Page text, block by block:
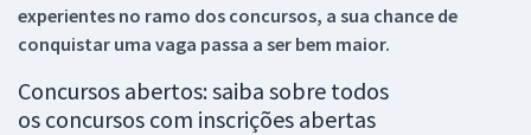
experientes no ramo dos concursos, a sua chance de
conquistar uma vaga passa a ser bem maior.
Concursos abertos: saiba sobre todos
os concursos com inscrições abertas